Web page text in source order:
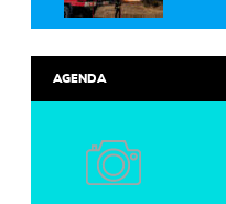
AGENDA